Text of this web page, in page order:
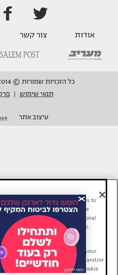
אודות צור קשר
כל הזכויות שמורות © 2014 מעריב און ליין בע"מ.
תנאי שימוש
עיצוב אתר
content online, we use cookies to
our traffic. These tools are
functionality. Others are optional
and your online experience.
about your use of our site and your
and to personalize content and/or
about our privacy policy and cookie